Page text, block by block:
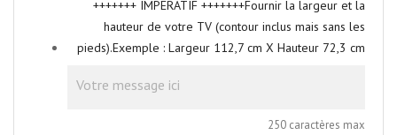
+++++++ IMPERATIF +++++++Fournir la largeur et la
hauteur de votre TV (contour inclus mais sans les
pieds).Exemple : Largeur 112,7 cm X Hauteur 72,3 cm
250 caractères max